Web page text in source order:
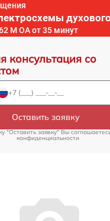
M OA от 35 минут
консультация со
Оставить заявку
"Оставить заявку" Вы
конфиденциальности